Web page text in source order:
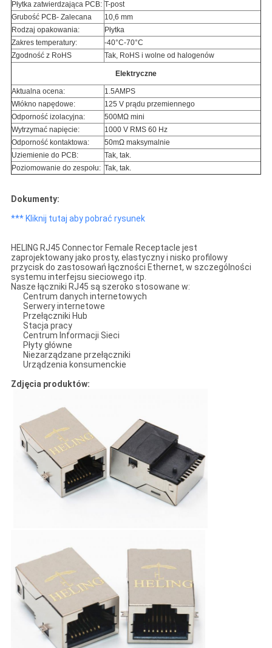
Płytka zatwierdzająca PCB: T-post
Grubość PCB- Zalecana
10,6 mm
Rodzaj opakowania:
Płytka
Zakres temperatury:
-40°C-70°C
Zgodność z RoHS
Tak, RoHS i wolne od halogenów
Elektryczne
Aktualna ocena:
1.5AMPS
Włókno napędowe:
125 V prądu przemiennego
Odporność izolacyjna:
500MΩ mini
Wytrzymać napięcie:
1000 V RMS 60 Hz
Odporność kontaktowa:
50mΩ maksymalnie
Uziemienie do PCB:
Tak, tak.
Poziomowanie do zespołu: Tak, tak.
Dokumenty:
*** Kliknij tutaj aby pobrać rysunek
HELING RJ45 Connector Female Receptacle jest
zaprojektowany jako prosty, elastyczny i nisko profilowy
przycisk do zastosowań łączności Ethernet, w szczególności
systemu interfejsu sieciowego itp.
Nasze łączniki RJ45 są szeroko stosowane w:
Centrum danych internetowych
Serwery internetowe
Przełączniki Hub
Stacja pracy
Centrum Informacji Sieci
Płyty główne
Niezarządzane przełączniki
Urządzenia konsumenckie
Zdjęcia produktów: